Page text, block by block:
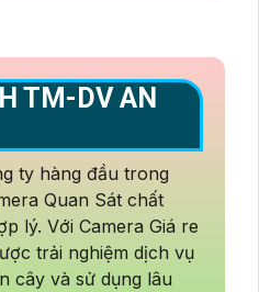
TM-DV AN
ty hàng đầu trong
Quan Sát chất
lý. Với Camera Giá re
trải nghiệm dịch vụ
cây và sử dụng lâu